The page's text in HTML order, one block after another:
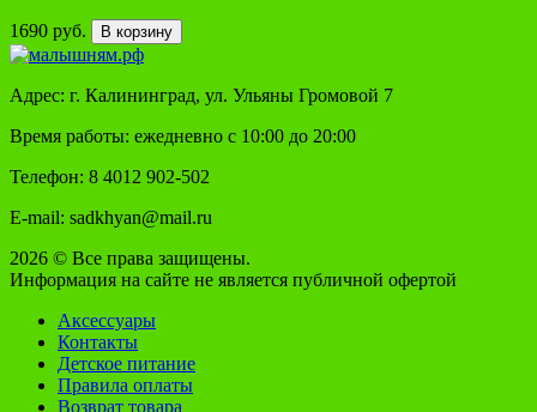
1690 руб. В корзину
Адрес: г. Калининград, ул. Ульяны Громовой 7
Время работы: ежедневно с 10:00 до 20:00
Телефон: 8 4012 902-502
E-mail: sadkhyan@mail.ru
2026 © Все права защищены.
Информация на сайте не является публичной офертой
Аксессуары
Контакты
Детское питание
Правила оплаты
Возврат товара